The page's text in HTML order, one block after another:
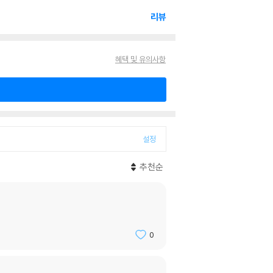
리뷰
혜택 및 유의사항
설정
추천순
0